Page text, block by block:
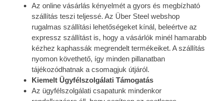
Az online vásárlás kényelmét a gyors és megbízható
szállítás teszi teljessé. Az Über Steel webshop
rugalmas szállítási lehetőségeket kínál, beleértve az
expressz szállítást is, hogy a vásárlók minél hamarabb
kézhez kaphassák megrendelt termékeiket. A szállítás
nyomon követhető, így minden pillanatban
tájékozódhatnak a csomagjuk útjáról.
Kiemelt Ügyfélszolgálati Támogatás
Az ügyfélszolgálati csapatunk mindenkor